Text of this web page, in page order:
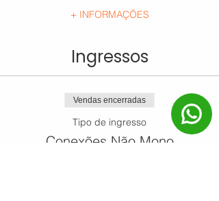
+ INFORMAÇÕES
Ingressos
Vendas encerradas
Tipo de ingresso
Conexões Não Mono